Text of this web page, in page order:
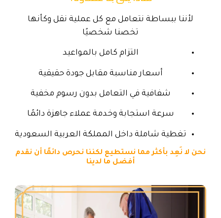
لأننا ببساطة نتعامل مع كل عملية نقل وكأنها
تخصنا شخصيًا
التزام كامل بالمواعيد
أسعار مناسبة مقابل جودة حقيقية
شفافية في التعامل بدون رسوم مخفية
سرعة استجابة وخدمة عملاء جاهزة دائمًا
تغطية شاملة داخل المملكة العربية السعودية
نحن لا نَعِد بأكثر مما نستطيع لكننا نحرص دائمًا أن نقدم
أفضل ما لدينا